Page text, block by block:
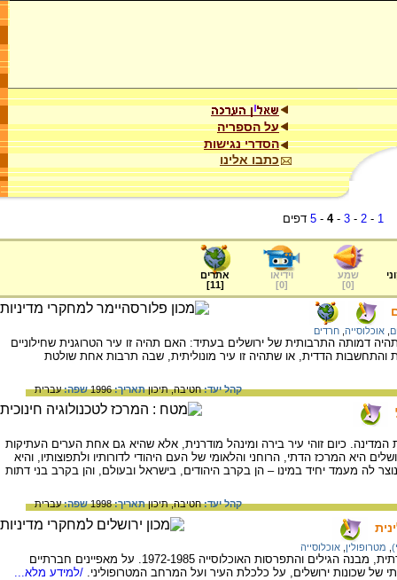
על הספריה
הסדרי נגישות
כתבו אלינו
1
-
2
-
3
-
4
-
5 דפים
שמע
[
0
]
וידיאו
[
0
]
אתרים
[
11
]
אוכלוסייה חרדים
דמותה התרבותית של ירושלים בעתיד: האם תהיה זו עיר הטרוגנית שחילוניים
והתחשבות הדדית, או שתהיה זו עיר מונוליתית, שבה תרבות אחת שולטת
קהל יעד:חטיבה,תיכוןתאריך:1996 שפה:עברית
כיום זוהי עיר בירה ומינהל מודרנית, אלא שהיא גם אחת הערים העתיקות
היא המרכז הדתי, הרוחני והלאומי של העם היהודי לדורותיו ולתפוצותיו, והיא
לה מעמד יחיד במינו – הן בקרב היהודים, בישראל ובעולם, והן בקרב בני דתות
קהל יעד:חטיבה,תיכוןתאריך:1998 שפה:עברית
מטרופולין אוכלוסייה
על תמורות באוכלוסיית ירושלים - השתייכות דתית, מבנה הגילים והתפרסות האוכלוסייה 1972-1985. על מאפיינים חברתיים
של שכונות ירושלים, על כלכלת העיר ועל המרחב המטרופוליני. /למידע מלא...